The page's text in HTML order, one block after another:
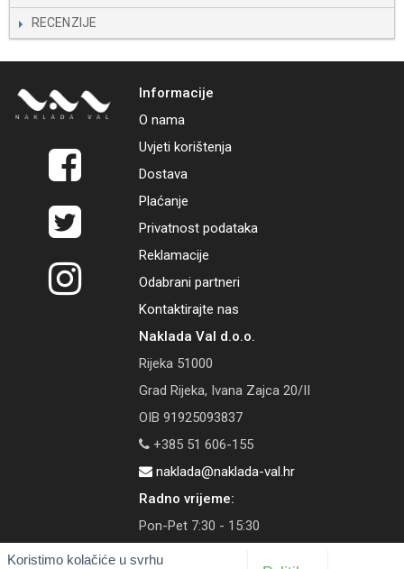
Koristimo kolačiće u svrhu
RECENZIJE
Informacije
O nama
Uvjeti korištenja
Dostava
Plaćanje
Privatnost podataka
Reklamacije
Odabrani partneri
Kontaktirajte nas
Naklada Val d.o.o.
Rijeka 51000
Grad Rijeka, Ivana Zajca 20/II
OIB 91925093837
+385 51 606-155
naklada@naklada-val.hr
Radno vrijeme:
Pon-Pet 7:30 - 15:30